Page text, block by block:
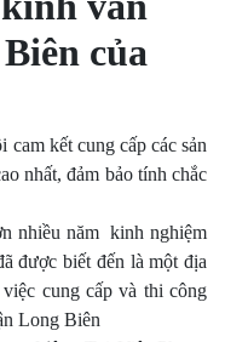
của
cam kết cung cấp các sản
nhất, đảm bảo tính chắc
nhiều năm kinh nghiệm
được biết đến là một địa
cung cấp và thi công
Long Biên